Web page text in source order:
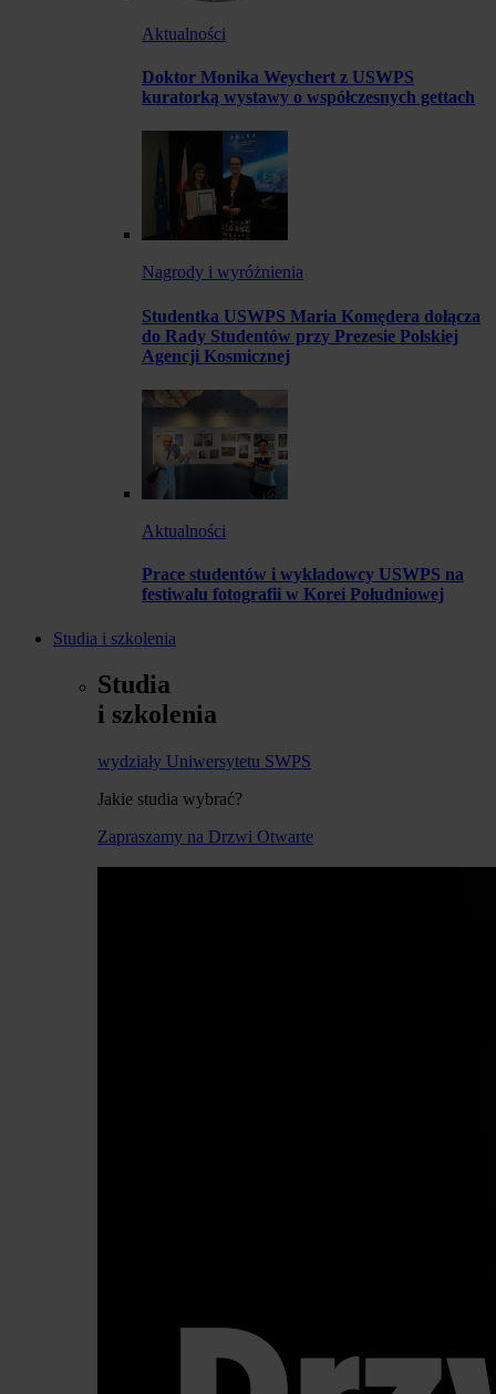
Aktualności
Doktor Monika Weychert z USWPS
kuratorką wystawy o współczesnych gettach
Nagrody i wyróżnienia
Studentka USWPS Maria Komędera dołącza
do Rady Studentów przy Prezesie Polskiej
Agencji Kosmicznej
Aktualności
Prace studentów i wykładowcy USWPS na
festiwalu fotografii w Korei Południowej
Studia i szkolenia
Studia
i szkolenia
wydziały Uniwersytetu SWPS
Jakie studia wybrać?
Zapraszamy na Drzwi Otwarte